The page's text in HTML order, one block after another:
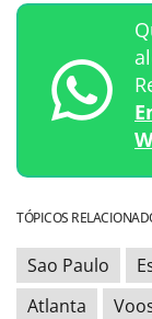
TÓPICOS
Sao Paulo
Atlanta